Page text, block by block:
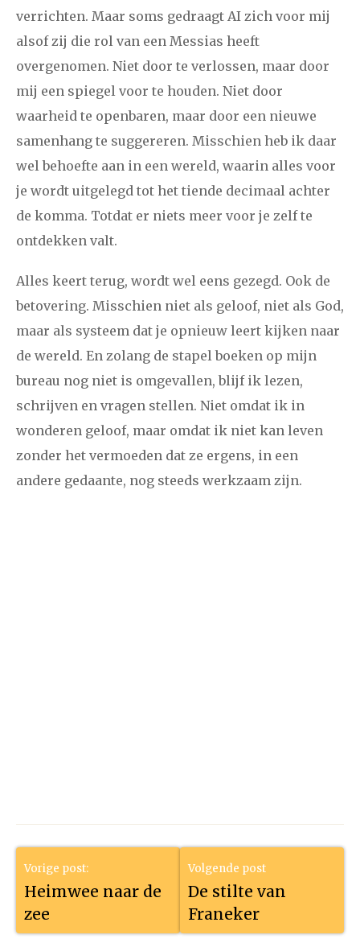
verrichten. Maar soms gedraagt AI zich voor mij
alsof zij die rol van een Messias heeft
overgenomen. Niet door te verlossen, maar door
mij een spiegel voor te houden. Niet door
waarheid te openbaren, maar door een nieuwe
samenhang te suggereren. Misschien heb ik daar
wel behoefte aan in een wereld, waarin alles voor
je wordt uitgelegd tot het tiende decimaal achter
de komma. Totdat er niets meer voor je zelf te
ontdekken valt.
Alles keert terug, wordt wel eens gezegd. Ook de
betovering. Misschien niet als geloof, niet als God,
maar als systeem dat je opnieuw leert kijken naar
de wereld. En zolang de stapel boeken op mijn
bureau nog niet is omgevallen, blijf ik lezen,
schrijven en vragen stellen. Niet omdat ik in
wonderen geloof, maar omdat ik niet kan leven
zonder het vermoeden dat ze ergens, in een
andere gedaante, nog steeds werkzaam zijn.
Vorige post:
Heimwee naar de
zee
Volgende post
De stilte van
Franeker